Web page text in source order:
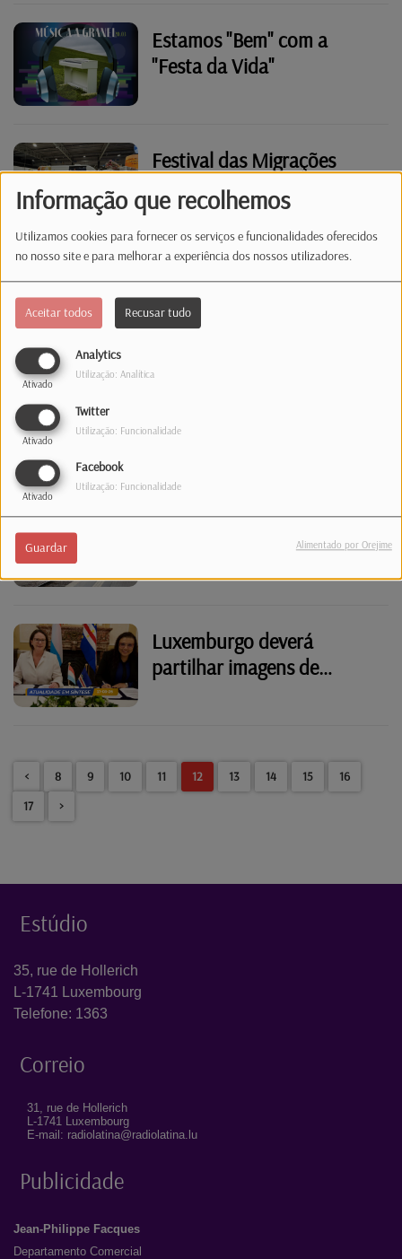
Informação que recolhemos
Utilizamos cookies para fornecer os serviços e funcionalidades oferecidos
no nosso site e para melhorar a experiência dos nossos utilizadores.
Aceitar todos Recusar tudo
Analytics
Ativado
Utilização: Analítica
Twitter
Ativado
Utilização: Funcionalidade
Facebook
Ativado
Utilização: Funcionalidade
Guardar Alimentado por Orejime
Estamos "Bem" com a
"Festa da Vida"
Festival das Migrações
reúne mais de 30 mil
pessoas na LuxExpo
Luxemburgo atribuiu sete
milhões de euros a
estudantes universitários
Luxemburgo para as
Portugal
Mais de 500 agressões a
transportes públicos
Luxemburgo deverá
partilhar imagens de
< 8 9 10 11 12 13 14 15
16
17
>
Estúdio
35, rue de Hollerich
L-1741 Luxembourg
Telefone: 1363
Correio
31, rue de Hollerich
L-1741 Luxembourg
E-mail: radiolatina@radiolatina.lu
Publicidade
Jean-Philippe Facques
Departamento Comercial